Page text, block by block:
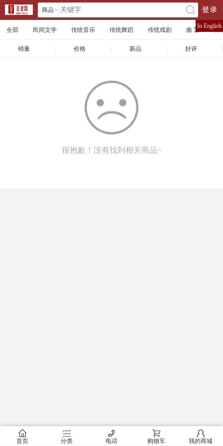
商品 󰄘 登录
全部 民间文学 传统音乐 传统舞蹈 传统戏剧 曲 艺 体
销量 价格 新品 好评
很抱歉！没有找到相关商品~
In English
󰂠
首页
󰂦
分类
󰄫
电话
󰂟
购物车
󰂢
我的商城